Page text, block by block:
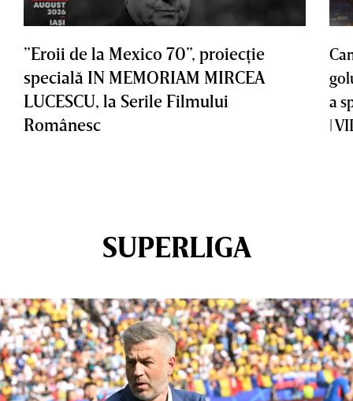
”Eroii de la Mexico 70”, proiecţie
specială IN MEMORIAM MIRCEA
LUCESCU, la Serile Filmului
Românesc
a
|
SUPERLIGA